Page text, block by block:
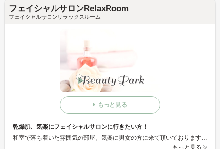
フェイシャルサロンRelaxRoom
フェイシャルサロンリラックスルーム
もっと見る
乾燥肌、気楽にフェイシャルサロンに行きたい方！
和室で落ち着いた雰囲気の部屋。気楽に男女の方に来て頂いております♪モチモチお肌になり心身共に癒して頂いております☆
もっと見る